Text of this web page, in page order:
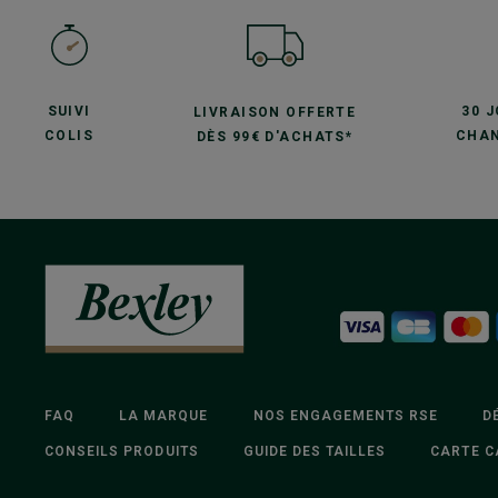
SUIVI
COLIS
LIVRAISON OFFERTE
DÈS 99€ D'ACHATS*
30
FAQ LA MARQUE NOS ENGAGEMENTS RSE
CONSEILS PRODUITS GUIDE DES TAILLES CARTE